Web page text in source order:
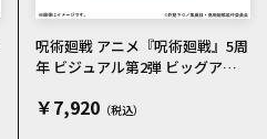
呪術廻戦 アニメ『呪術廻戦』5周
年 ビジュアル第2弾 ビッグアク
￥7,920